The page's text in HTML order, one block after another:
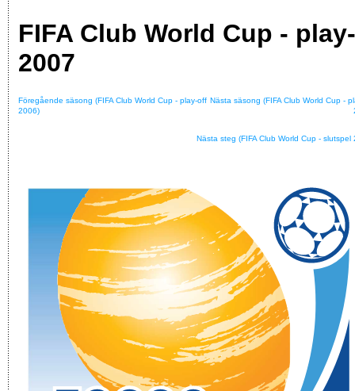
FIFA Club World Cup -
2007
Föregående säsong (FIFA Club World Cup - play-off
2006)
Nästa säsong (FIFA Club World Cup -
Nästa steg (FIFA Club World Cup - slutspel